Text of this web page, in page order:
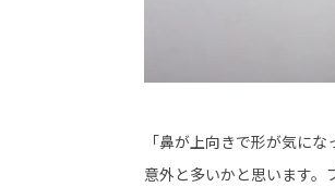
「鼻が上向きで形が気に
意外と多いかと思います